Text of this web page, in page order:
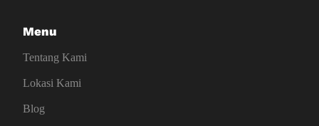
Menu
Tentang Kami
Lokasi Kami
Blog